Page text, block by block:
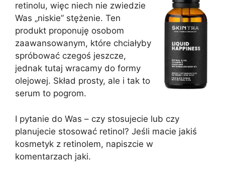
retinolu, więc niech nie zwiedzie
Was „niskie” stężenie. Ten
produkt proponuję osobom
zaawansowanym, które chciałyby
spróbować czegoś jeszcze,
jednak tutaj wracamy do formy
olejowej. Skład prosty, ale i tak to
serum to pogrom.
I pytanie do Was – czy stosujecie lub czy
planujecie stosować retinol? Jeśli macie jakiś
kosmetyk z retinolem, napiszcie w
komentarzach jaki.